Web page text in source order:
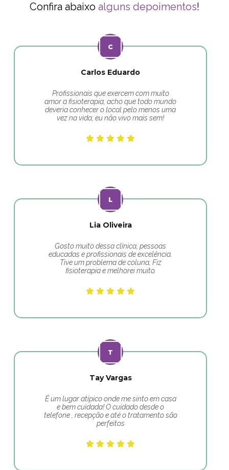
Confira abaixo alguns depoimentos!
Carlos Eduardo
Profissionais que exercem com muito
amor a fisioterapia, acho que todo mundo
deveria conhecer o local pelo menos uma
vez na vida, eu não vivo mais sem!
Lia Oliveira
Gosto muito dessa clínica, pessoas
educadas e profissionais de excelência.
Tive um problema de coluna, Fiz
fisioterapia e melhorei muito.
Tay Vargas
É um lugar atípico onde me sinto em casa
e bem cuidada! O cuidado desde o
telefone , recepção e até o tratamento são
perfeitos